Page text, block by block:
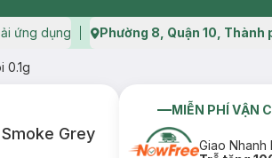
ứng dụng Map
Phường 8, Quận 10, Thành
0.1g
Grey
MIỄN PHÍ VẬN
Giao Nhanh